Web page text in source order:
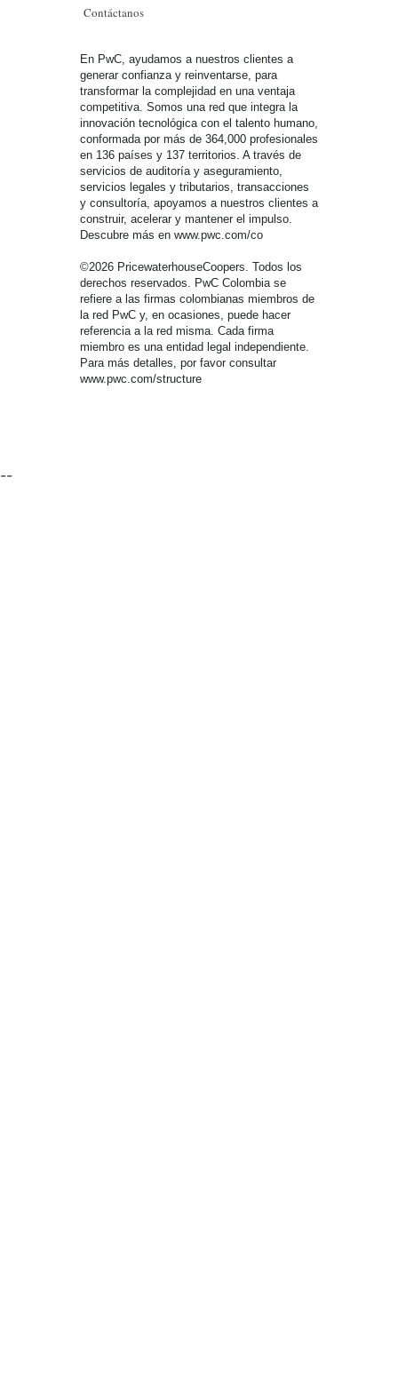
Contáctanos
En PwC, ayudamos a nuestros clientes a
generar confianza y reinventarse, para
transformar la complejidad en una ventaja
competitiva. Somos una red que integra la
innovación tecnológica con el talento humano,
conformada por más de 364,000 profesionales
en 136 países y 137 territorios. A través de
servicios de auditoría y aseguramiento,
servicios legales y tributarios, transacciones
y consultoría, apoyamos a nuestros clientes a
construir, acelerar y mantener el impulso.
Descubre más en www.pwc.com/co
©2026 PricewaterhouseCoopers. Todos los
derechos reservados. PwC Colombia se
refiere a las firmas colombianas miembros de
la red PwC y, en ocasiones, puede hacer
referencia a la red misma. Cada firma
miembro es una entidad legal independiente.
Para más detalles, por favor consultar
www.pwc.com/structure
--